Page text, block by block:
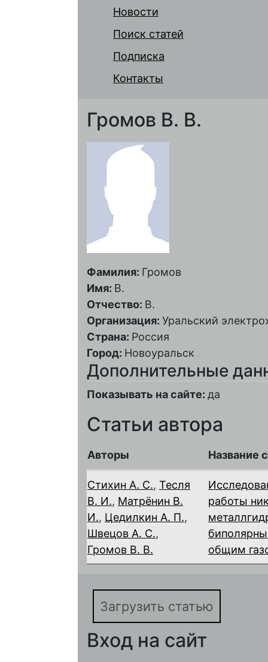
Новости
Поиск статей
Подписка
Контакты
Громов В. В.
Фамилия: Громов
Имя: В.
Отчество: В.
Организация: Уральский
Страна: Россия
Город: Новоуральск
Дополнительные
Показывать на сайте: да
Статьи автора
Авторы Название
Стихин А. С., Тесля
В. И., Матрёнин В.
И., Цедилкин А. П.,
Швецов А. С.,
Громов В. В.
работы
общим
Загрузить статью
Вход на сайт